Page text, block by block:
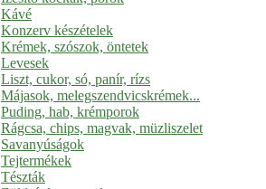
Kávé
Konzerv készételek
Krémek, szószok, öntetek
Levesek
Liszt, cukor, só, panír, rízs
Májasok, melegszendvicskrémek...
Puding, hab, krémporok
Rágcsa, chips, magvak, müzliszelet
Savanyúságok
Tejtermékek
Tészták